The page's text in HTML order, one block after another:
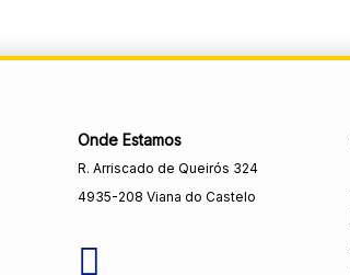
Onde Estamos
R. Arriscado de Queirós 324
4935-208 Viana do Castelo